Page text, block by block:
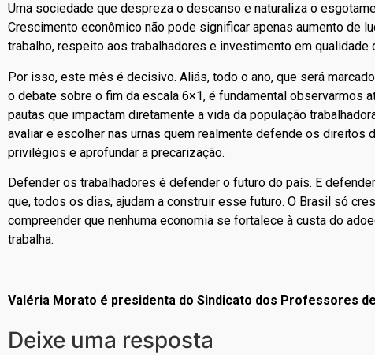
Uma sociedade que despreza o descanso e naturaliza o
Crescimento econômico não pode significar apenas aumento de
trabalho, respeito aos trabalhadores e investimento em qualidade
Por isso, este mês é decisivo. Aliás, todo o ano, que será
o debate sobre o fim da escala 6×1, é fundamental observarmos
pautas que impactam diretamente a vida da população
avaliar e escolher nas urnas quem realmente defende os direitos
privilégios e aprofundar a precarização.
Defender os trabalhadores é defender o futuro do país. E
que, todos os dias, ajudam a construir esse futuro. O Brasil só
compreender que nenhuma economia se fortalece à custa do
trabalha.
Valéria Morato é presidenta do Sindicato dos Professores
Deixe uma resposta